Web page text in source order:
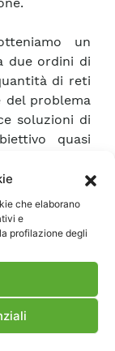
che elaborano
e
profilazione degli
un
due ordini di
di reti
del problema
soluzioni di
quasi
Pubblicazione